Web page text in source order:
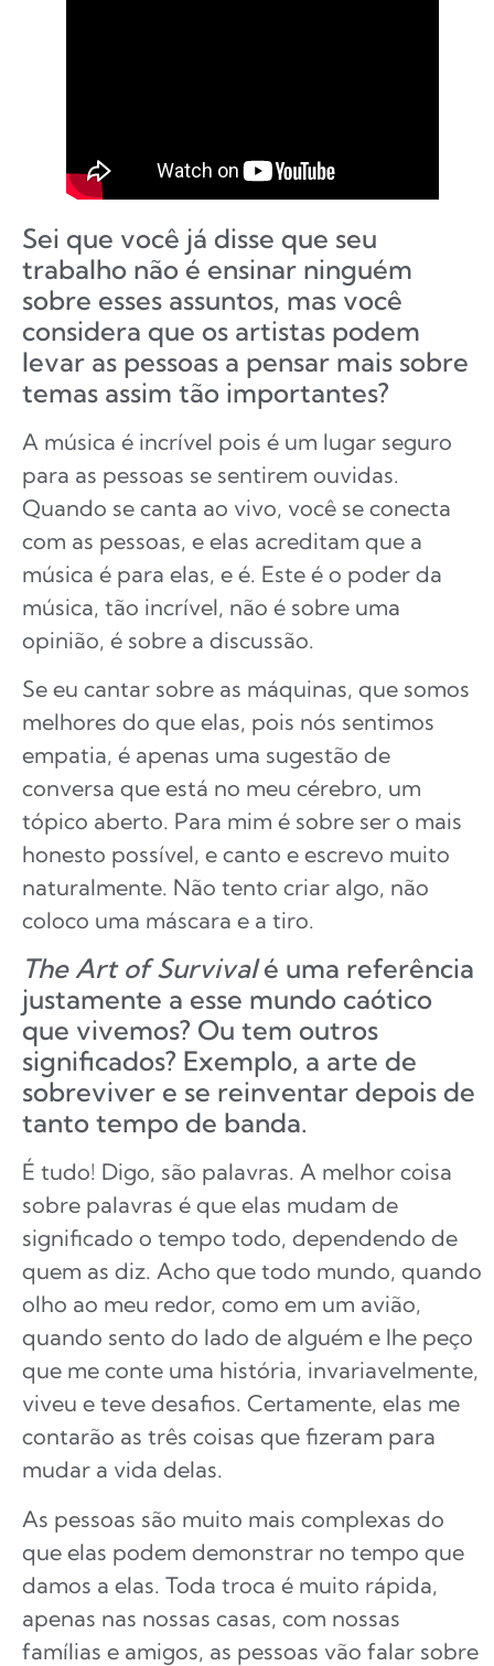
Sei que você já disse que seu
trabalho não é ensinar ninguém
sobre esses assuntos, mas você
considera que os artistas podem
levar as pessoas a pensar mais sobre
temas assim tão importantes?
A música é incrível pois é um lugar seguro
para as pessoas se sentirem ouvidas.
Quando se canta ao vivo, você se conecta
com as pessoas, e elas acreditam que a
música é para elas, e é. Este é o poder da
música, tão incrível, não é sobre uma
opinião, é sobre a discussão.
Se eu cantar sobre as máquinas, que somos
melhores do que elas, pois nós sentimos
empatia, é apenas uma sugestão de
conversa que está no meu cérebro, um
tópico aberto. Para mim é sobre ser o mais
honesto possível, e canto e escrevo muito
naturalmente. Não tento criar algo, não
coloco uma máscara e a tiro.
The Art of Survivalé uma referência
justamente a esse mundo caótico
que vivemos? Ou tem outros
significados? Exemplo, a arte de
sobreviver e se reinventar depois de
tanto tempo de banda.
É tudo! Digo, são palavras. A melhor coisa
sobre palavras é que elas mudam de
significado o tempo todo, dependendo de
quem as diz. Acho que todo mundo, quando
olho ao meu redor, como em um avião,
quando sento do lado de alguém e lhe peço
que me conte uma história, invariavelmente,
viveu e teve desafios. Certamente, elas me
contarão as três coisas que fizeram para
mudar a vida delas.
As pessoas são muito mais complexas do
que elas podem demonstrar no tempo que
damos a elas. Toda troca é muito rápida,
apenas nas nossas casas, com nossas
famílias e amigos, as pessoas vão falar sobre